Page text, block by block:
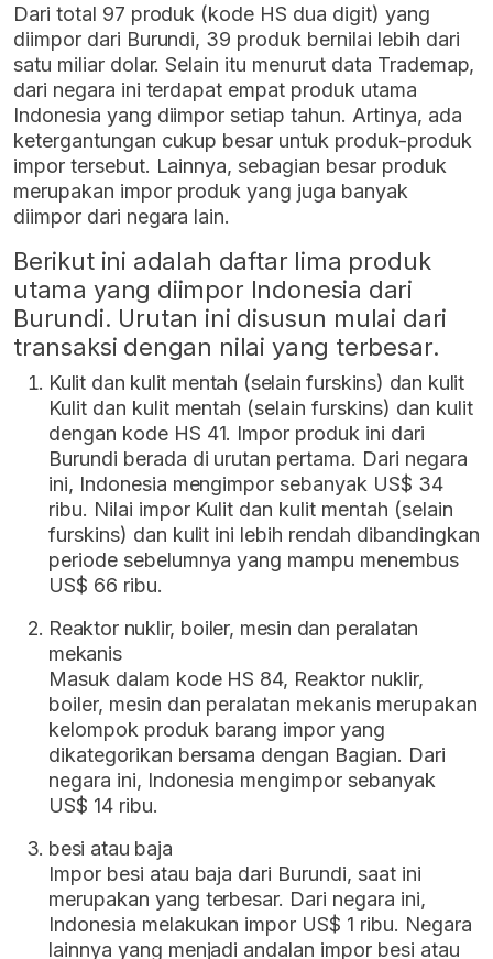
Dari total 97 produk (kode HS dua digit) yang
diimpor dari Burundi, 39 produk bernilai lebih dari
satu miliar dolar. Selain itu menurut data Trademap,
dari negara ini terdapat empat produk utama
Indonesia yang diimpor setiap tahun. Artinya, ada
ketergantungan cukup besar untuk produk-produk
impor tersebut. Lainnya, sebagian besar produk
merupakan impor produk yang juga banyak
diimpor dari negara lain.
Berikut ini adalah daftar lima produk
utama yang diimpor Indonesia dari
Burundi. Urutan ini disusun mulai dari
transaksi dengan nilai yang terbesar.
Kulit dan kulit mentah (selain furskins) dan kulit
Kulit dan kulit mentah (selain furskins) dan kulit
dengan kode HS 41. Impor produk ini dari
Burundi berada di urutan pertama. Dari negara
ini, Indonesia mengimpor sebanyak US$ 34
ribu. Nilai impor Kulit dan kulit mentah (selain
furskins) dan kulit ini lebih rendah dibandingkan
periode sebelumnya yang mampu menembus
US$ 66 ribu.
Reaktor nuklir, boiler, mesin dan peralatan
mekanis
Masuk dalam kode HS 84, Reaktor nuklir,
boiler, mesin dan peralatan mekanis merupakan
kelompok produk barang impor yang
dikategorikan bersama dengan Bagian. Dari
negara ini, Indonesia mengimpor sebanyak
US$ 14 ribu.
besi atau baja
Impor besi atau baja dari Burundi, saat ini
merupakan yang terbesar. Dari negara ini,
Indonesia melakukan impor US$ 1 ribu. Negara
lainnya yang menjadi andalan impor besi atau